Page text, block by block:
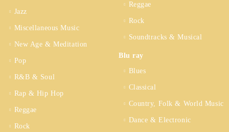
Jazz
Miscellaneous Music
New Age & Meditation
Pop
R&B & Soul
Rap & Hip Hop
Reggae
Rock
Reggae
Rock
Soundtracks & Musical
Blu ray
Blues
Classical
Country, Folk & World Music
Dance & Electronic